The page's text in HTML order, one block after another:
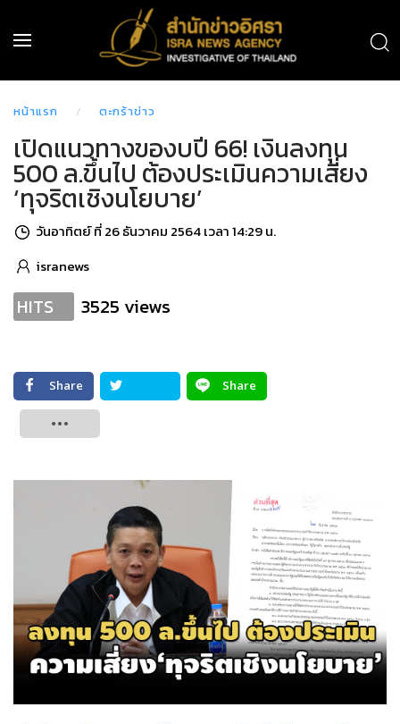
หน้าแรก ตะกร้าข่าว
เปิดแนวทางของบปี 66! เงินลงทุน
500 ล.ขึ้นไป ต้องประเมินความเสี่ยง
‘ทุจริตเชิงนโยบาย’
วันอาทิตย์ ที่ 26 ธันวาคม 2564 เวลา 14:29 น.
isranews
HITS 3525 views
Share
Share